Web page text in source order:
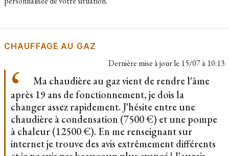
CHAUFFAGE AU GAZ
Dernière mise à jour le 15/07 à 10:13
Ma chaudière au gaz vient de rendre l'âme
après 19 ans de fonctionnement, je dois la
changer assez rapidement. J'hésite entre une
chaudière à condensation (7500 €) et une pompe
à chaleur (12500 €). En me renseignant sur
internet je trouve des avis extrêmement différents